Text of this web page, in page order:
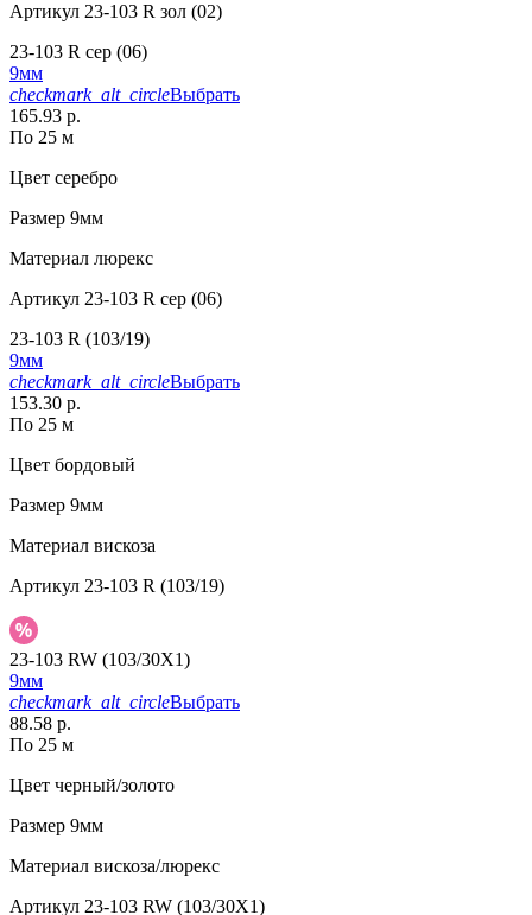
Артикул 23-103 R зол (02)
23-103 R сер (06)
9мм
checkmark_alt_circleВыбрать
165.93 р.
По 25 м
Цвет серебро
Размер 9мм
Материал люрекс
Артикул 23-103 R сер (06)
23-103 R (103/19)
9мм
checkmark_alt_circleВыбрать
153.30 р.
По 25 м
Цвет бордовый
Размер 9мм
Материал вискоза
Артикул 23-103 R (103/19)
23-103 RW (103/30X1)
9мм
checkmark_alt_circleВыбрать
88.58 р.
По 25 м
Цвет черный/золото
Размер 9мм
Материал вискоза/люрекс
Артикул 23-103 RW (103/30X1)